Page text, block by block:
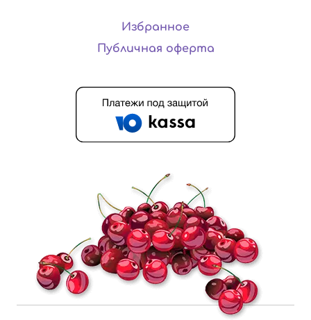
Избранное
Публичная оферта